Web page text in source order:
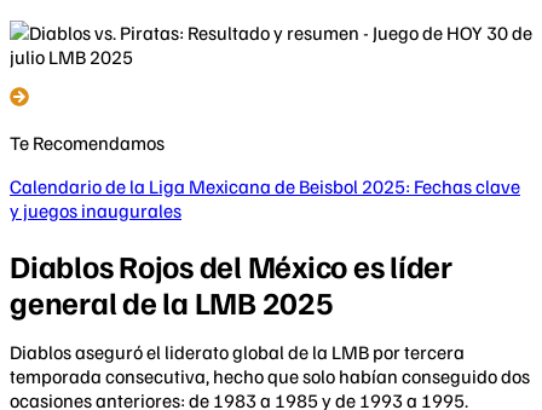
Te Recomendamos
Calendario de la Liga Mexicana de Beisbol 2025: Fechas clave
y juegos inaugurales
Diablos Rojos del México es líder
general de la LMB 2025
​Diablos aseguró el liderato global de la LMB por tercera
temporada consecutiva, hecho que solo habían conseguido dos
ocasiones anteriores: de 1983 a 1985 y de 1993 a 1995.